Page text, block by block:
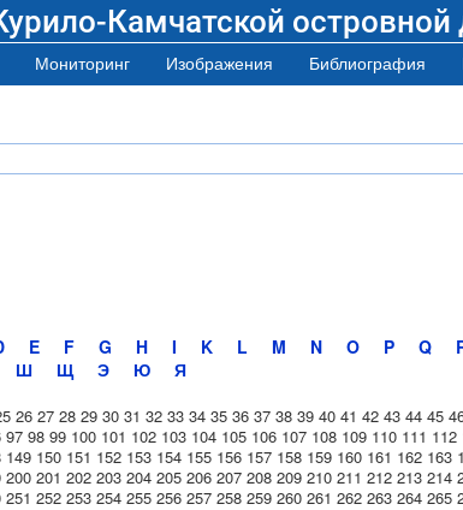
Камчатской островной
Мониторинг Изображения Библиография
E F G H I K L M N O P Q
Ш Щ Э Ю Я
26 27 28 29 30 31 32 33 34 35 36 37 38 39 40 41 42 43 44 45
97 98 99 100 101 102 103 104 105 106 107 108 109 110 111 112
149 150 151 152 153 154 155 156 157 158 159 160 161 162 163
200 201 202 203 204 205 206 207 208 209 210 211 212 213 214
251 252 253 254 255 256 257 258 259 260 261 262 263 264 265